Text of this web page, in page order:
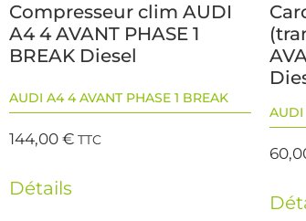
Compresseur clim AUDI
A4 4 AVANT PHASE 1
BREAK Diesel
AUDI A4 4 AVANT PHASE 1 BREAK
144,00€ TTC
Détails
AUDI